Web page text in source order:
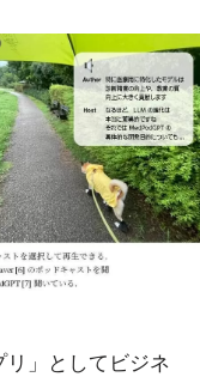
」としてビジネ